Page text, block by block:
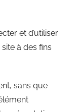
et d’utiliser
à des fins
sans que